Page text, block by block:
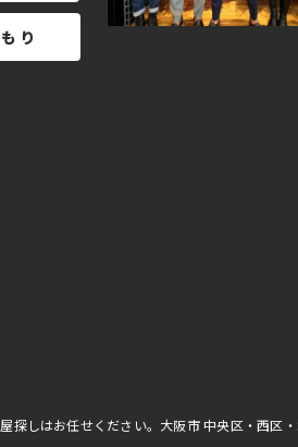
り
しはお任せください。大阪市 中央区・西区